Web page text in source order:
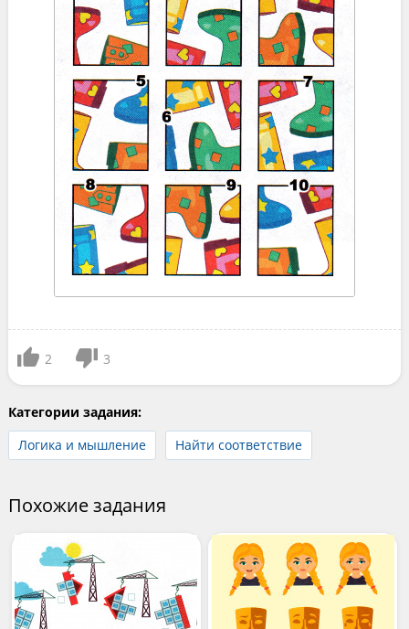
2 3
Категории задания:
Логика и мышление
Найти соответствие
Похожие задания